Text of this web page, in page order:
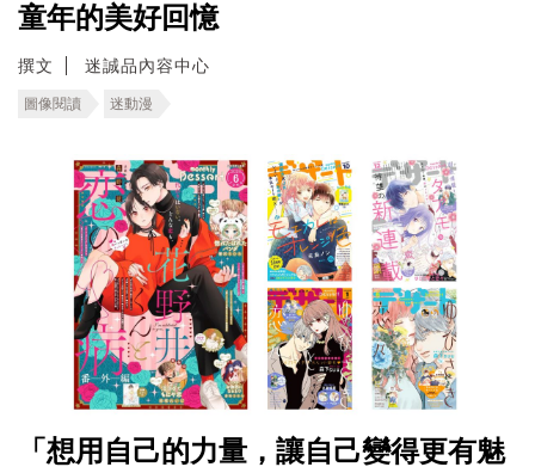
童年的美好回憶
撰文 迷誠品內容中心
圖像閱讀 迷動漫
「想用自己的力量，讓自己變得更有魅